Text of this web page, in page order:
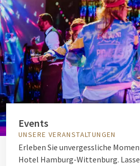
Events
UNSERE VERANSTALTUNGEN
Erleben Sie unvergessliche
Hotel Hamburg-Wittenburg.